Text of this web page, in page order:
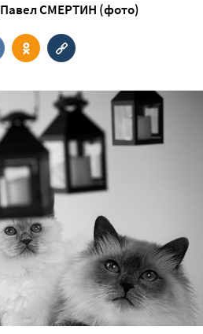
Павел СМЕРТИН (фото)